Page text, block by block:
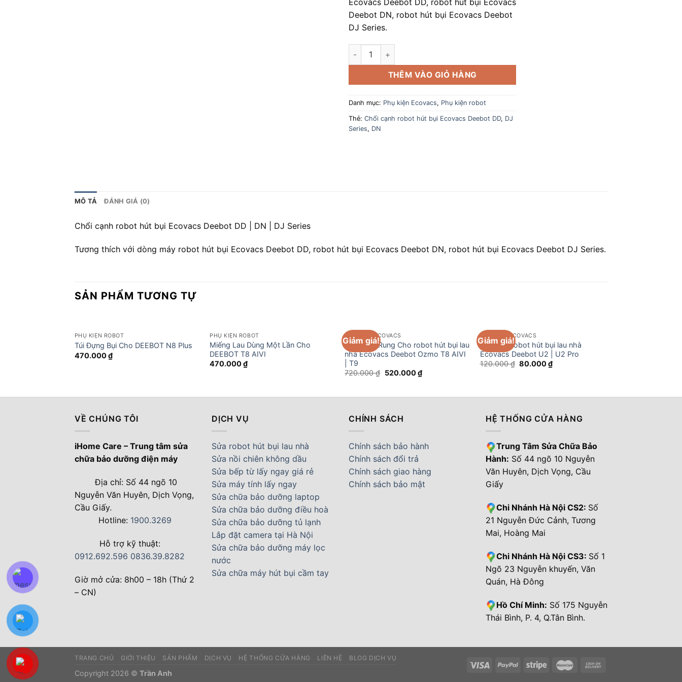
Deebot DN, robot hút bụi Ecovacs Deebot
DJ Series.
Chổi cạnh robot hút bụi Ecovacs Deebot DD | DN | DJ Series số lượng
THÊM VÀO GIỎ HÀNG
Danh mục: Phụ kiện Ecovacs, Phụ kiện robot
Thẻ: Chổi cạnh robot hút bụi Ecovacs Deebot DD, DJ
Series, DN
MÔ TẢ ĐÁNH GIÁ (0)
Chổi cạnh robot hút bụi Ecovacs Deebot DD | DN | DJ Series
Tương thích với dòng máy robot hút bụi Ecovacs Deebot DD, robot hút bụi Ecovacs Deebot DN, robot hút bụi Ecovacs Deebot DJ Series.
SẢN PHẨM TƯƠNG TỰ
PHỤ KIỆN ROBOT
Túi Đựng Bụi Cho DEEBOT N8 Plus
470.000₫
PHỤ KIỆN ROBOT
Miếng Lau Dùng Một Lần Cho
DEEBOT T8 AIVI
470.000₫
Giảm giá!
PHỤ KIỆN ECOVACS
Khăn Lau Rung Cho robot hút bụi lau
nhà Ecovacs Deebot Ozmo T8 AIVI
| T9
720.000₫ Giá
520.000₫Giá
hiện
Giảm giá!
PHỤ KIỆN ECOVACS
Khăn lau robot hút bụi lau nhà
Ecovacs Deebot U2 | U2 Pro
120.000₫ Giá
80.000₫Giá
hiện
VỀ CHÚNG TÔI
iHome Care – Trung tâm sửa
chữa bảo dưỡng điện máy
Địa chỉ: Số 44 ngõ 10
Nguyễn Văn Huyên, Dịch Vọng,
Cầu Giấy.
Hotline: 1900.3269
Hỗ trợ kỹ thuật:
0912.692.596 0836.39.8282
Giờ mở cửa: 8h00 – 18h (Thứ 2
– CN)
DỊCH VỤ
Sửa robot hút bụi lau nhà
Sửa nồi chiên không dầu
Sửa bếp từ lấy ngay giá rẻ
Sửa máy tính lấy ngay
Sửa chữa bảo dưỡng laptop
Sửa chữa bảo dưỡng điều hoà
Sửa chữa bảo dưỡng tủ lạnh
Lắp đặt camera tại Hà Nội
Sửa chữa bảo dưỡng máy lọc
nước
Sửa chữa máy hút bụi cầm tay
CHÍNH SÁCH
Chính sách bảo hành
Chính sách đổi trả
Chính sách giao hàng
Chính sách bảo mật
HỆ THỐNG CỬA HÀNG
Trung Tâm Sửa Chữa Bảo
Hành: Số 44 ngõ 10 Nguyễn
Văn Huyên, Dịch Vọng, Cầu
Giấy
Chi Nhánh Hà Nội CS2: Số
21 Nguyễn Đức Cảnh, Tương
Mai, Hoàng Mai
Chi Nhánh Hà Nội CS3: Số 1
Ngõ 23 Nguyễn khuyến, Văn
Quán, Hà Đông
Hồ Chí Minh: Số 175 Nguyễn
Thái Bình, P. 4, Q.Tân Bình.
TRANG CHỦ GIỚI THIỆU SẢN PHẨM DỊCH VỤ HỆ THỐNG CỬA HÀNG LIÊN HỆ BLOG DỊCH VỤ
Copyright 2026 © Trần Anh